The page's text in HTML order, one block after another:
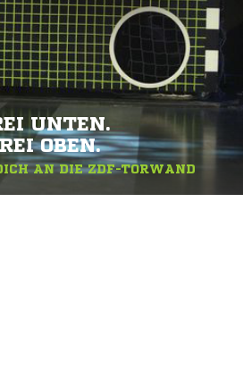
UNTEN.
OBEN.
AN DIE ZDF-TORWAND